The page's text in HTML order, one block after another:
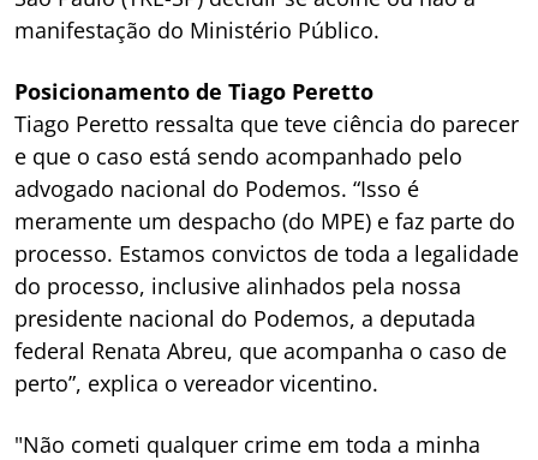
manifestação do Ministério Público.
Posicionamento de Tiago Peretto
Tiago Peretto ressalta que teve ciência do parecer
e que o caso está sendo acompanhado pelo
advogado nacional do Podemos. “Isso é
meramente um despacho (do MPE) e faz parte do
processo. Estamos convictos de toda a legalidade
do processo, inclusive alinhados pela nossa
presidente nacional do Podemos, a deputada
federal Renata Abreu, que acompanha o caso de
perto”, explica o vereador vicentino.
"Não cometi qualquer crime em toda a minha